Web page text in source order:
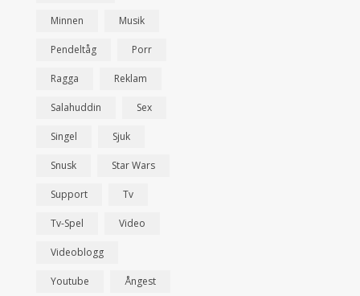
Minnen Musik
Pendeltåg Porr
Ragga Reklam
Salahuddin Sex
Singel Sjuk
Snusk Star Wars
Support Tv
Tv-Spel Video
Videoblogg
Youtube Ångest